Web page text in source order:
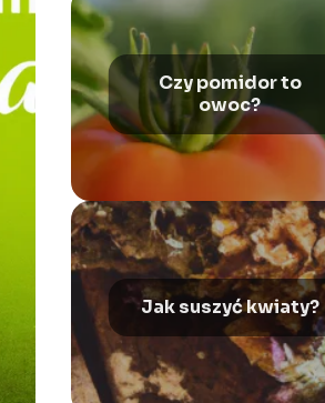
Czy pomidor to
owoc?
Jak suszyć kwiaty?